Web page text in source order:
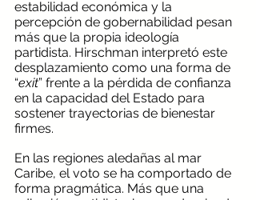
estabilidad económica y la
percepción de gobernabilidad pesan
más que la propia ideología
partidista. Hirschman interpretó este
desplazamiento como una forma de
“exit” frente a la pérdida de confianza
en la capacidad del Estado para
sostener trayectorias de bienestar
firmes.
En las regiones aledañas al mar
Caribe, el voto se ha comportado de
forma pragmática. Más que una